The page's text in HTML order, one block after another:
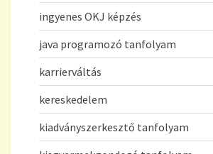
ingyenes OKJ képzés
java programozó tanfolyam
karrierváltás
kereskedelem
kiadványszerkesztő tanfolyam